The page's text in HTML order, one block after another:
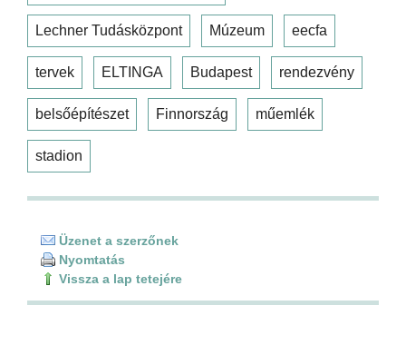
Lechner Tudásközpont Múzeum eecfa
tervek ELTINGA Budapest rendezvény
belsőépítészet Finnország műemlék
stadion
Üzenet a szerzőnek
Nyomtatás
Vissza a lap tetejére